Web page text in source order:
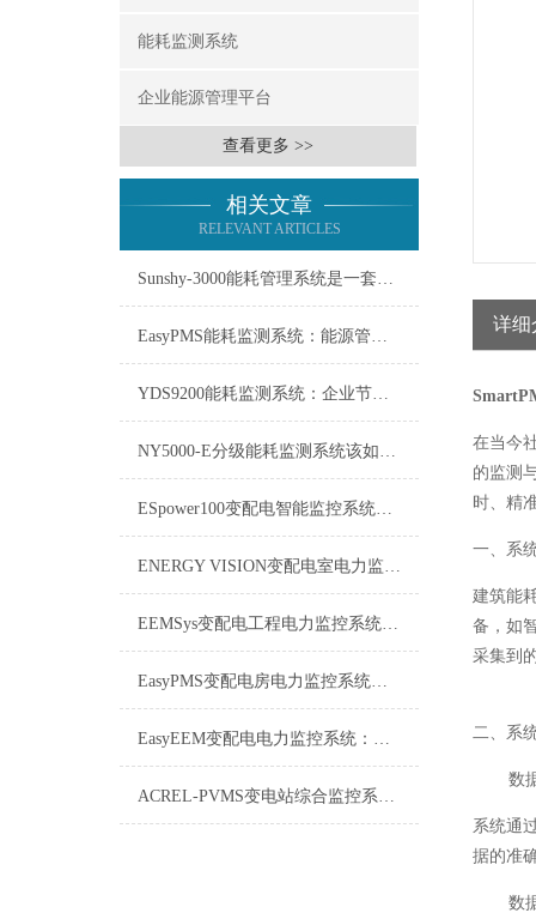
能耗监测系统
企业能源管理平台
查看更多 >>
相关文章
RELEVANT ARTICLES
Sunshy-3000能耗管理系统是一套用于监测、分析能源使用情况的工具
EasyPMS能耗监测系统：能源管理的智慧之眼
YDS9200能耗监测系统：企业节能增效的智慧之眼
NY5000-E分级能耗监测系统该如何使用？
ESpower100变配电智能监控系统技术参数
ENERGY VISION变配电室电力监控系统维修保养
EEMSys变配电工程电力监控系统：保障电网稳定运行的智能中枢
EasyPMS变配电房电力监控系统：守护电网“心脏”的智能卫士
EasyEEM变配电电力监控系统：智能电网的“神经中枢”
ACREL-PVMS变电站综合监控系统详解
详细
在当今
的监测
时、精
一、系
建筑能
备，如
采集到
二、系
数
系统通
据的准
数